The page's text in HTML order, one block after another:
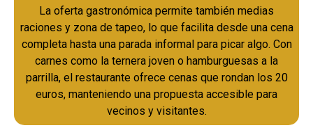
La oferta gastronómica permite también medias
raciones y zona de tapeo, lo que facilita desde una cena
completa hasta una parada informal para picar algo. Con
carnes como la ternera joven o hamburguesas a la
parrilla, el restaurante ofrece cenas que rondan los 20
euros, manteniendo una propuesta accesible para
vecinos y visitantes.